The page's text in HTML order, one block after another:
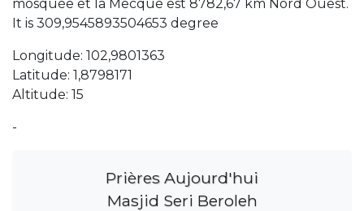
mosquée et la Mecque est 8782,67 km Nord Ouest.
It is 309,9545893504653 degree
Longitude: 102,9801363
Latitude: 1,8798171
Altitude: 15
-
Prières Aujourd'hui
Masjid Seri Beroleh